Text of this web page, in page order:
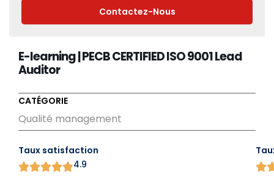
E-learning | PECB CERTIFIED ISO 9001 Lead
Auditor
CATÉGORIE
Qualité management
Taux satisfaction
4.9
Contactez-Nous